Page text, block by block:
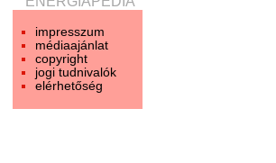
impresszum
médiaajánlat
copyright
jogi tudnivalók
elérhetőség